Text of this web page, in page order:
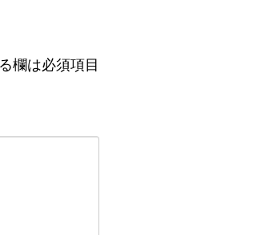
欄は必須項目